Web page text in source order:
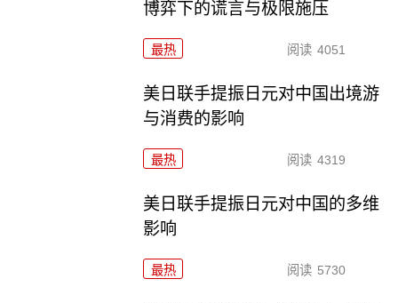
博弈下的谎言与极限施压
最热 阅读 4051
美日联手提振日元对中国出境游
与消费的影响
最热 阅读 4319
美日联手提振日元对中国的多维
影响
最热 阅读 5730